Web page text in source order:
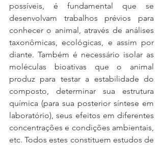
possíveis, é fundamental que se
desenvolvam trabalhos prévios para
conhecer o animal, através de análises
taxonômicas, ecológicas, e assim por
diante. Também é necessário isolar as
moléculas bioativas que o animal
produz para testar a estabilidade do
composto, determinar sua estrutura
química (para sua posterior síntese em
laboratório), seus efeitos em diferentes
concentrações e condições ambientais,
etc. Todos estes constituem estudos de